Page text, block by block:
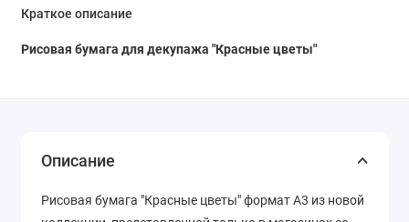
Краткое описание
Рисовая бумага для декупажа "Красные цветы"
Описание
Рисовая бумага "Красные цветы" формат А3 из новой